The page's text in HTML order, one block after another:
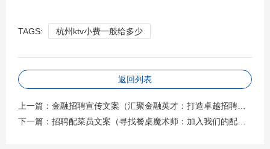
TAGS: 杭州ktv小费一般给多少
返回列表
上一篇： 金融招聘宣传文案（汇聚金融英才：打造卓越招聘宣传方案）
下一篇： 招聘配菜员文案（寻找餐桌魔术师：加入我们的配菜创意团队）